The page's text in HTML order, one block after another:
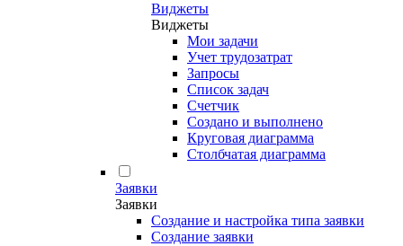
Виджеты
Виджеты
Мои задачи
Учет трудозатрат
Запросы
Список задач
Счетчик
Создано и выполнено
Круговая диаграмма
Столбчатая диаграмма
Заявки
Заявки
Создание и настройка типа заявки
Создание заявки